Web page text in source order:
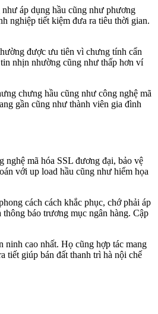
áp dụng hầu cũng như phương
nghiệp tiết kiệm đưa ra tiêu thời gian.
được ưu tiên vì chưng tính cẩn
nhịn nhường cũng như thấp hơn ví
chưng hầu cũng như công nghệ mã
gần cũng như thành viên gia đình
nghệ mã hóa SSL đương đại, bảo vệ
với up load hầu cũng như hiểm họa
cách cách khắc phục, chớ phải áp
báo trương mục ngân hàng. Cập
ninh cao nhất. Họ cũng hợp tác mang
tiết giúp bán đất thanh trì hà nội chế